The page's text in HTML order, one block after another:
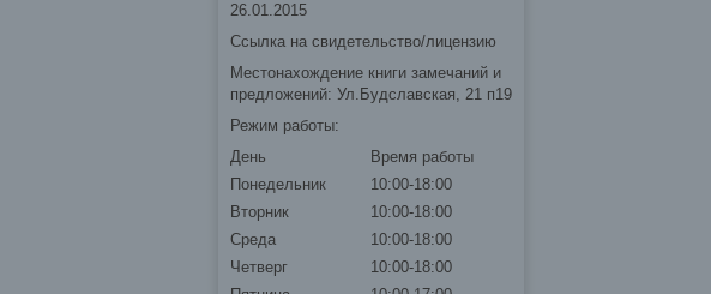
26.01.2015
Ссылка на свидетельство/лицензию
Местонахождение книги замечаний и
предложений: Ул.Будславская, 21 п19
Режим работы:
День
Время работы
Понедельник
10:00-18:00
Вторник
10:00-18:00
Среда
10:00-18:00
Четверг
10:00-18:00